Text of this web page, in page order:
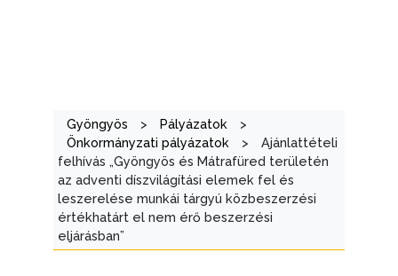
ÉRTÉKTÁRA
VÁROSUNKRÓL
LAKOSSÁGI
INFORMÁCIÓK
Gyöngyös > Pályázatok
>
Önkormányzati pályázatok
>
Ajánlattételi
felhívás „Gyöngyös és Mátrafüred területén
az adventi díszvilágítási elemek fel és
leszerelése munkái tárgyú közbeszerzési
értékhatárt el nem érő beszerzési
eljárásban”